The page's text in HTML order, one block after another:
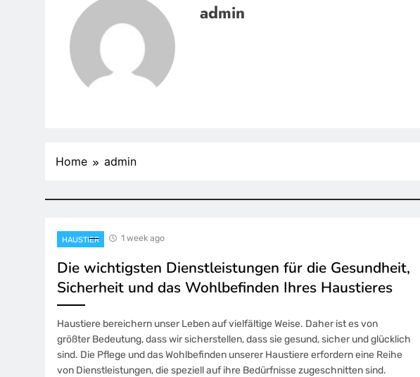
admin
Home admin
HAUSTIER 1 week ago
Die wichtigsten Dienstleistungen für die Gesundheit,
Sicherheit und das Wohlbefinden Ihres Haustieres
Haustiere bereichern unser Leben auf vielfältige Weise. Daher ist es von
größter Bedeutung, dass wir sicherstellen, dass sie gesund, sicher und glücklich
sind. Die Pflege und das Wohlbefinden unserer Haustiere erfordern eine Reihe
von Dienstleistungen, die speziell auf ihre Bedürfnisse zugeschnitten sind.